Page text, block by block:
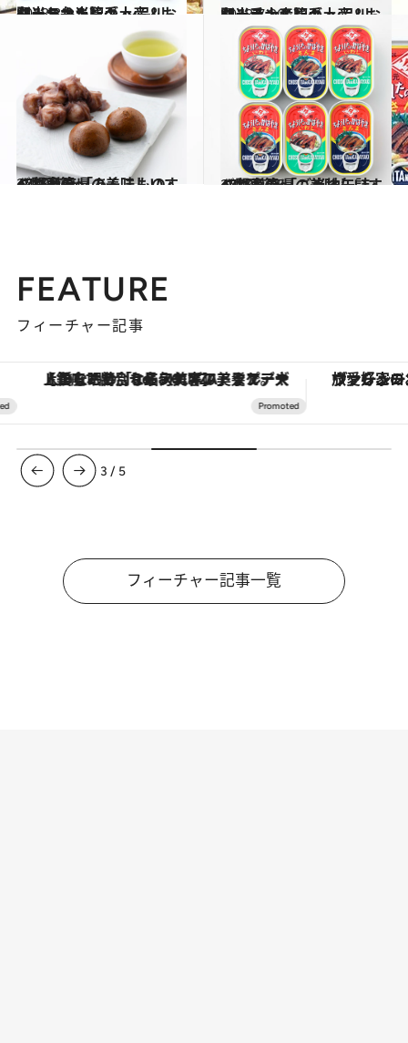
2018.8.3
ターミナル駅手土産＆お弁当ランキング ～品川駅・お弁当篇～
グルメ 2018.7.30
ターミナル駅手土産＆お弁当ランキング ～品川駅・手土産篇～
グルメ
2018.4.5
47都道府県の美味しいすぐれもの 「あんこもの」～関東篇～
グルメ 2018.2.15
47都道府県の美味しいすぐれもの 「ご当地缶詰」～関東篇～
グルメ
FEATURE
フィーチャー記事
【銀座で出合う最旬美容】美髪ケアや上質な眠り…セルフケアのアップデートから、特別な名入れギフトまで。大人のための「ReFa GINZA」クルーズ ヴァシュロン・コンスタンタ
3 / 5
フィーチャー記事一覧